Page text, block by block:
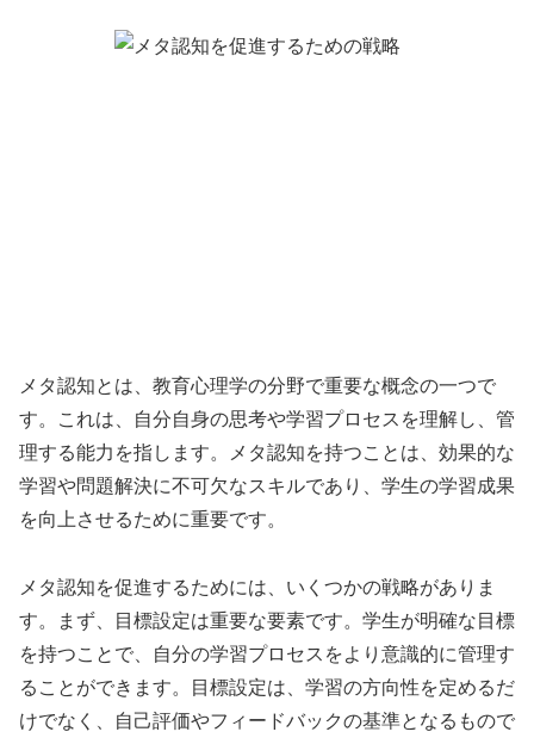
メタ認知とは、教育心理学の分野で重要な概念の一つで
す。これは、自分自身の思考や学習プロセスを理解し、管
理する能力を指します。メタ認知を持つことは、効果的な
学習や問題解決に不可欠なスキルであり、学生の学習成果
を向上させるために重要です。
メタ認知を促進するためには、いくつかの戦略がありま
す。まず、目標設定は重要な要素です。学生が明確な目標
を持つことで、自分の学習プロセスをより意識的に管理す
ることができます。目標設定は、学習の方向性を定めるだ
けでなく、自己評価やフィードバックの基準となるもので